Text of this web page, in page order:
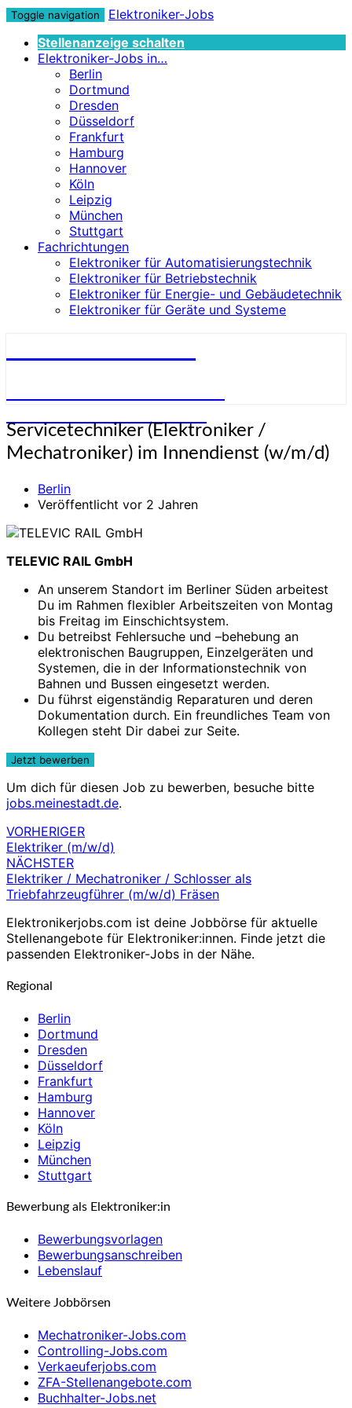
Toggle navigation
Elektroniker-Jobs
Stellenanzeige schalten
Elektroniker-Jobs in…
Berlin
Dortmund
Dresden
Düsseldorf
Frankfurt
Hamburg
Hannover
Köln
Leipzig
München
Stuttgart
Fachrichtungen
Elektroniker für Automatisierungstechnik
Elektroniker für Betriebstechnik
Elektroniker für Energie- und Gebäudetechnik
Elektroniker für Geräte und Systeme
Servicetechniker
(Elektroniker
/
Innendienst
(w/m/d)
Servicetechniker (Elektroniker /
Mechatroniker) im Innendienst (w/m/d)
Berlin
Veröffentlicht vor 2 Jahren
TELEVIC RAIL GmbH
An unserem Standort im Berliner Süden arbeitest
Du im Rahmen flexibler Arbeitszeiten von Montag
bis Freitag im Einschichtsystem.
Du betreibst Fehlersuche und –behebung an
elektronischen Baugruppen, Einzelgeräten und
Systemen, die in der Informationstechnik von
Bahnen und Bussen eingesetzt werden.
Du führst eigenständig Reparaturen und deren
Dokumentation durch. Ein freundliches Team von
Kollegen steht Dir dabei zur Seite.
Um dich für diesen Job zu bewerben, besuche bitte
jobs.meinestadt.de.
Beitragsnavigation
VORHERIGER
Elektriker (m/w/d)
NÄCHSTER
Elektriker / Mechatroniker / Schlosser als
Triebfahrzeugführer (m/w/d) Fräsen
Elektronikerjobs.com ist deine Jobbörse für aktuelle
Stellenangebote für Elektroniker:innen. Finde jetzt die
passenden Elektroniker-Jobs in der Nähe.
Regional
Berlin
Dortmund
Dresden
Düsseldorf
Frankfurt
Hamburg
Hannover
Köln
Leipzig
München
Stuttgart
Bewerbung als Elektroniker:in
Bewerbungsvorlagen
Bewerbungsanschreiben
Lebenslauf
Weitere Jobbörsen
Mechatroniker-Jobs.com
Controlling-Jobs.com
Verkaeuferjobs.com
ZFA-Stellenangebote.com
Buchhalter-Jobs.net